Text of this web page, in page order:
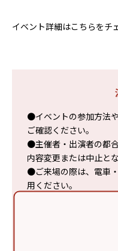
イベント詳細はこちらを
●イベントの参加方法
ご確認ください。
●主催者・出演者の都
内容変更または中止と
●ご来場の際は、電車
用ください。